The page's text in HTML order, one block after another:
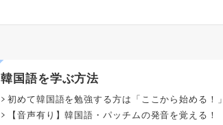
韓国語を学ぶ方法
初めて韓国語を勉強する方は「ここから始める！」
【音声有り】韓国語・パッチムの発音を覚える！